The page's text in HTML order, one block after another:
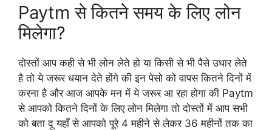
Paytm से कितने समय के लिए लोन
मिलेगा?
दोस्तों आप कही से भी लोन लेते हो या किसी से भी पैसे उधार लेते
है तो ये जरूर धयान देते होंगे की इन पेसो को वापस कितने दिनों में
करना है और आज आपके मन में ये जरूर आ रहा होगा की Paytm
से आपको कितने दिनों के लिए लोन मिलेगा तो दोस्तों में आप सभी
को बता दू यहाँ से आपको पूरे 4 महीने से लेकर 36 महीनों तक का